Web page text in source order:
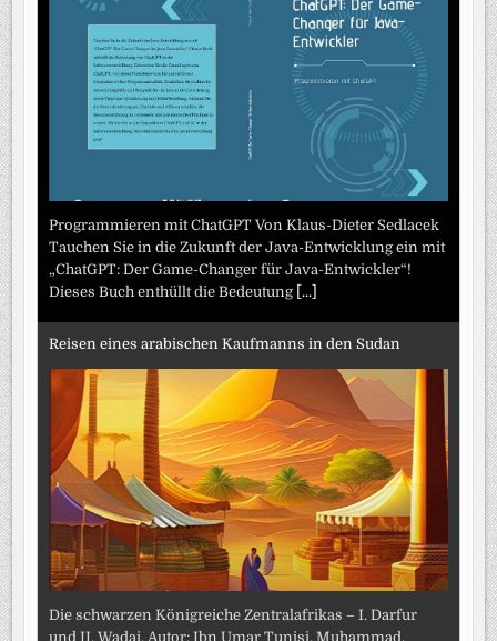
Programmieren mit ChatGPT Von Klaus-Dieter Sedlacek
Tauchen Sie in die Zukunft der Java-Entwicklung ein mit
„ChatGPT: Der Game-Changer für Java-Entwickler“!
Dieses Buch enthüllt die Bedeutung [...]
Reisen eines arabischen Kaufmanns in den Sudan
Die schwarzen Königreiche Zentralafrikas – I. Darfur
und II. Wadai. Autor: Ibn Umar Tunisi, Muhammad.